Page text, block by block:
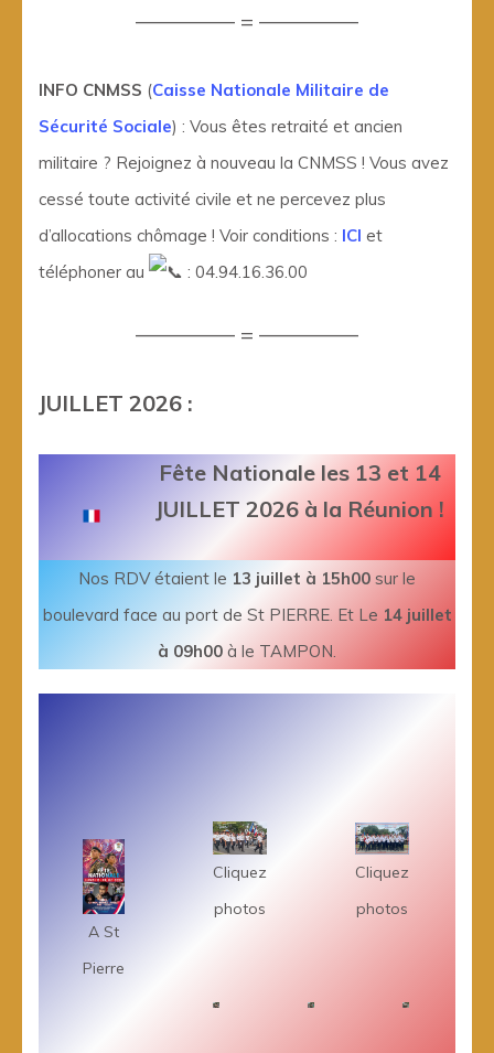
————– = ————–
INFO CNMSS (Caisse Nationale Militaire de
Sécurité Sociale) : Vous êtes retraité et ancien
militaire ? Rejoignez à nouveau la CNMSS ! Vous avez
cessé toute activité civile et ne percevez plus
d’allocations chômage ! Voir conditions : ICI et
téléphoner au
: 04.94.16.36.00
————– = ————–
JUILLET 2026 :
Fête Nationale les 13 et 14
JUILLET 2026 à la Réunion !
Nos RDV étaient le 13 juillet à 15h00 sur le
boulevard face au port de St PIERRE. Et Le 14 juillet
à 09h00 à le TAMPON.
A St
Pierre
Cliquez
photos
Cliquez
photos